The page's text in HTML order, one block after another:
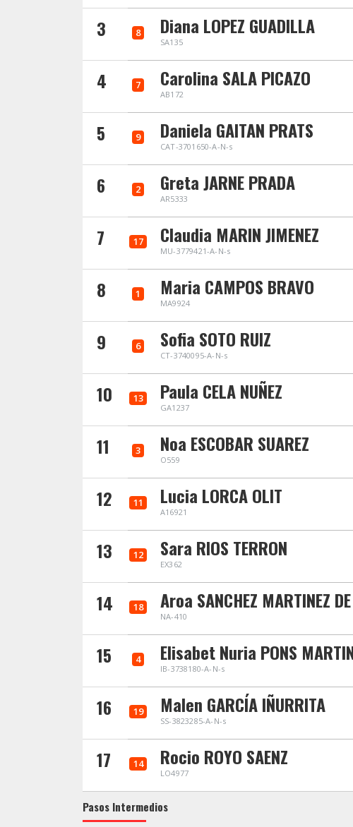
3 8 Diana LOPEZ GUADILLA
SA135
4 7 Carolina SALA PICAZO
AB172
5 9 Daniela GAITAN PRATS
CAT-3701650-A-N-s
6 2 Greta JARNE PRADA
AR5333
7 17 Claudia MARIN JIMENEZ
MU-3779421-A-N-s
8 1 Maria CAMPOS BRAVO
MA9924
9 6 Sofia SOTO RUIZ
CT-3740095-A-N-s
10 13 Paula CELA NUÑEZ
GA1237
11 3 Noa ESCOBAR SUAREZ
O559
12 11 Lucia LORCA OLIT
A16921
13 12 Sara RIOS TERRON
EX362
14 18 Aroa SANCHEZ MARTINEZ
NA-410
15 4 Elisabet Nuria PONS
IB-3738180-A-N-s
16 19 Malen GARCÍA IÑURRITA
SS-3823285-A-N-s
17 14 Rocio ROYO SAENZ
LO4977
Pasos Intermedios